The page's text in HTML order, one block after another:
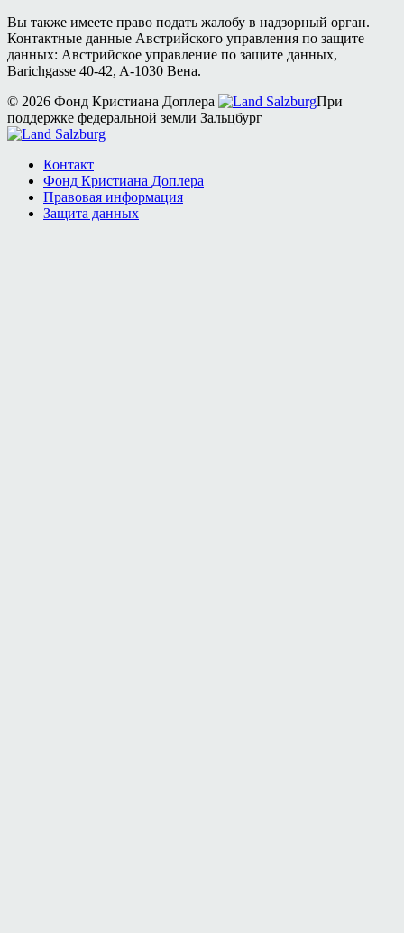
Вы также имеете право подать жалобу в надзорный орган.
Контактные данные Австрийского управления по защите
данных: Австрийское управление по защите данных,
Barichgasse 40-42, A-1030 Вена.
© 2026 Фонд Кристиана Доплера
При
поддержке федеральной земли Зальцбург
Контакт
Фонд Кристиана Доплера
Правовая информация
Защита данных